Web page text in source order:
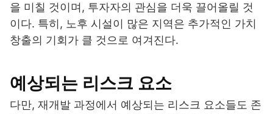
을 미칠 것이며, 투자자의 관심을 더욱 끌어올릴 것
이다. 특히, 노후 시설이 많은 지역은 추가적인 가치
창출의 기회가 클 것으로 여겨진다.
예상되는 리스크 요소
다만, 재개발 과정에서 예상되는 리스크 요소들도 존